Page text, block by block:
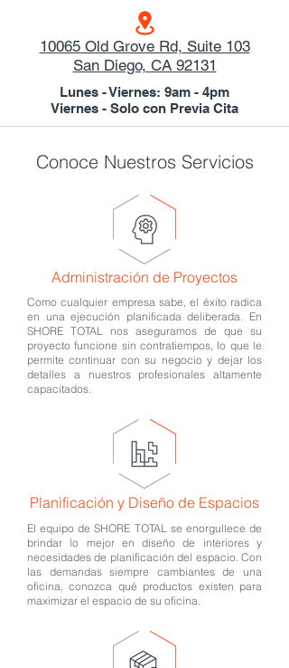
10065 Old Grove Rd, Suite 103
San Diego, CA 92131
Lunes - Viernes: 9am - 4pm
Viernes - Solo con Previa Cita
Conoce Nuestros Servicios
Administración de Proyectos
Como cualquier empresa sabe, el éxito radica
en una ejecución planificada deliberada. En
SHORE TOTAL nos aseguramos de que su
proyecto funcione sin contratiempos, lo que le
permite continuar con su negocio y dejar los
detalles a nuestros profesionales altamente
capacitados.
Planificación y Diseño de Espacios
El equipo de SHORE TOTAL se enorgullece de
brindar lo mejor en diseño de interiores y
necesidades de planificación del espacio. Con
las demandas siempre cambiantes de una
oficina, conozca qué productos existen para
maximizar el espacio de su oficina.